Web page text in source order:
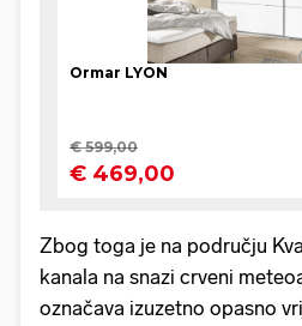
Zbog toga je na području
kanala na snazi crveni
označava izuzetno opasno